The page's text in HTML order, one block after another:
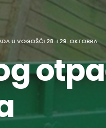
U VOGOŠĆI 28. I 29. OKTOBRA